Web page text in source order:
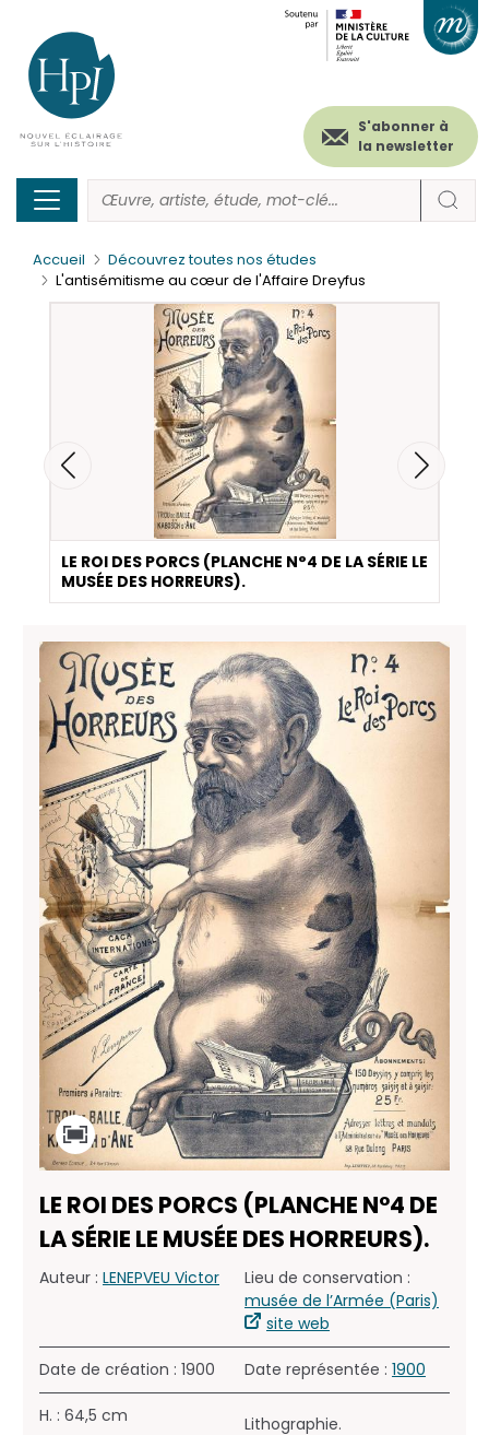
contenu
principal
Menu
secondaire
(header)
S'abonner à
la newsletter
Accueil
Découvrez toutes nos études
L'antisémitisme au cœur de l'Affaire Dreyfus
LE ROI DES PORCS (PLANCHE N°4 DE LA SÉRIE LE
MUSÉE DES HORREURS).
LE ROI DES PORCS (PLANCHE N°4 DE
LA SÉRIE LE MUSÉE DES HORREURS).
Auteur : LENEPVEU Victor
Lieu de conservation :
musée de l’Armée (Paris)
site web
Date de création : 1900 Date représentée : 1900
H. : 64,5 cm
Lithographie.